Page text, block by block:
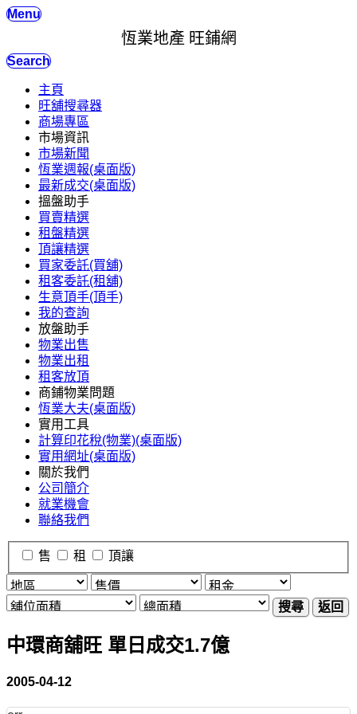
Menu
恆業地產 旺鋪網
Search
主頁
旺舖搜尋器
商場專區
市場資訊
市場新聞
恆業週報(桌面版)
最新成交(桌面版)
搵盤助手
買賣精選
租盤精選
頂讓精選
買家委託(買舖)
租客委託(租舖)
生意頂手(頂手)
我的查詢
放盤助手
物業出售
物業出租
租客放頂
商鋪物業問題
恆業大夫(桌面版)
實用工具
計算印花稅(物業)(桌面版)
實用網址(桌面版)
關於我們
公司簡介
就業機會
聯絡我們
售 租 頂讓
搜尋 返回
中環商舖旺 單日成交1.7億
2005-04-12